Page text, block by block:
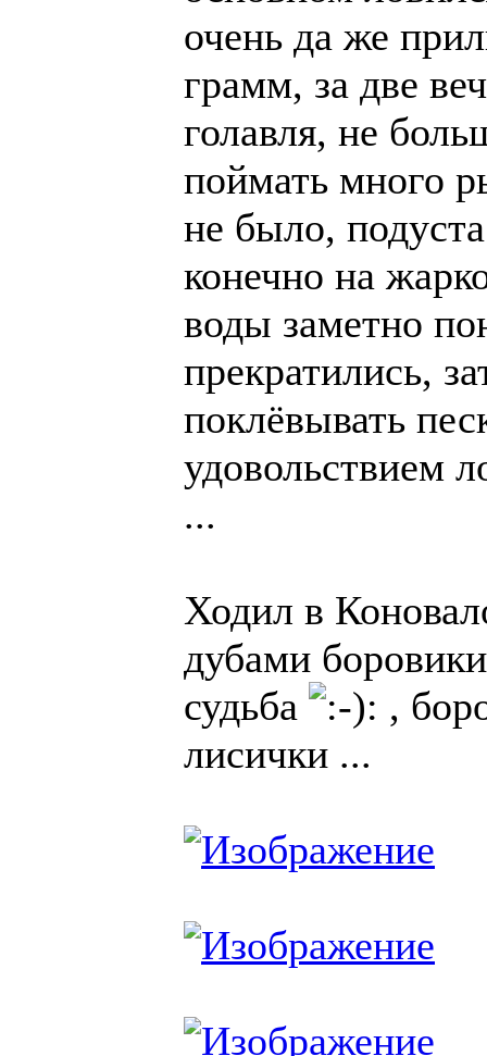
очень да же
грамм, за две
голавля, не
поймать много
не было,
конечно на
воды заметно
прекратились,
поклёвывать
удовольствием
...
Ходил в
дубами
судьба
,
лисички ...